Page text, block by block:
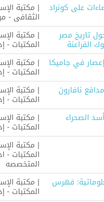
على كونراد
| مكتبة
الثقافى -
تاريخ مصر
الفراعنة
| مكتبة
المكتبات -
في جاميكا
| مكتبة
المكتبات -
نافارون
| مكتبة
المكتبات -
الصحراء
| مكتبة
المكتبات -
| مكتبة
المكتبات -
المتخصصه
فهرس | مكتبة
المكتبات -